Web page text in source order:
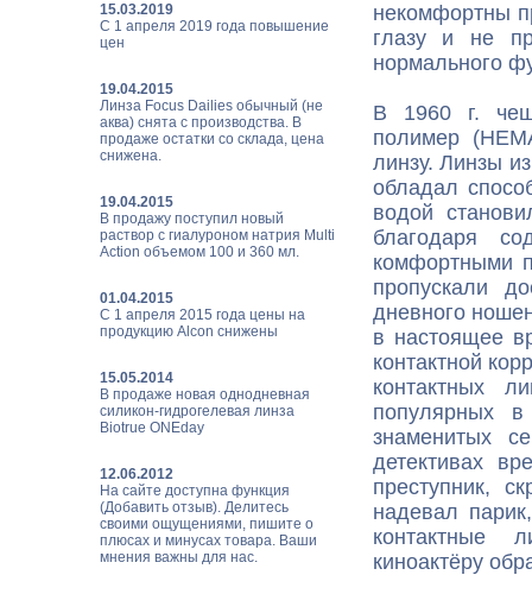
15.03.2019
С 1 апреля 2019 года повышение
цен
19.04.2015
Линза Focus Dailies обычный (не
аква) снята с производства. В
продаже остатки со склада, цена
снижена.
19.04.2015
В продажу поступил новый
раствор с гиалуроном натрия Multi
Action объемом 100 и 360 мл.
01.04.2015
С 1 апреля 2015 года цены на
продукцию Alcon снижены
15.05.2014
В продаже новая однодневная
силикон-гидрогелевая линза
Biotrue ONEday
12.06.2012
На сайте доступна функция
(Добавить отзыв). Делитесь
своими ощущениями, пишите о
плюсах и минусах товара. Ваши
мнения важны для нас.
некомфортны
глазу и не
нормального
В 1960 г.
полимер
линзу. Линзы
обладал
водой
благодаря
комфортными
пропускали
дневного
в настоящее
контактной
контактных
популярных
знаменитых
детективах
преступник,
надевал
контактные
киноактёру